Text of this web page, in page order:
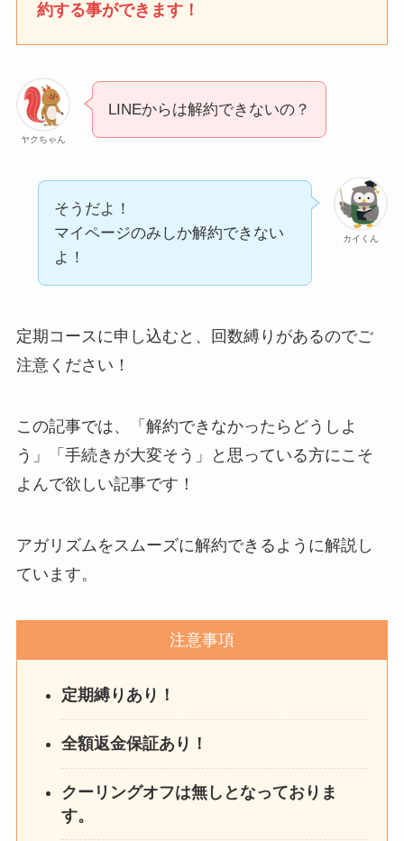
に手続きする方法ある？
ニューZの解約まとめ！
電話が繋がらない時の裏
を電話から解約する方法
を完全攻略
約する事ができます！
ヤクちゃん
LINEからは解約できないの？
カイくん
そうだよ！
マイページのみしか解約できない
よ！
定期コースに申し込むと、回数縛りがあるのでご
注意ください！
この記事では、「解約できなかったらどうしよ
う」「手続きが大変そう」と思っている方にこそ
よんで欲しい記事です！
アガリズムをスムーズに解約できるように解説し
ています。
注意事項
定期縛りあり！
全額返金保証あり！
クーリングオフは無しとなっておりま
す。